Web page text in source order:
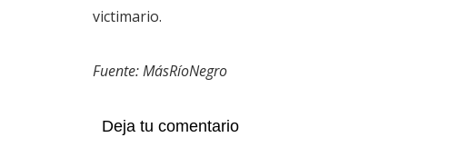
victimario.
Fuente: MásRíoNegro
Deja tu comentario